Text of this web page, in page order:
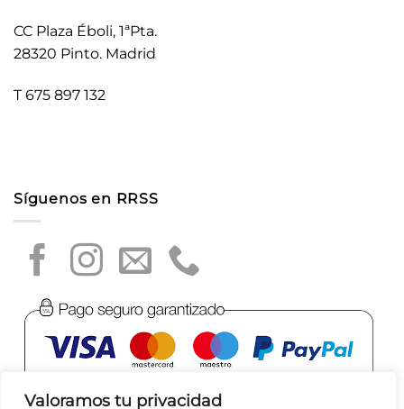
Valoramos tu privacidad
CC Plaza Éboli, 1ªPta.
28320 Pinto. Madrid
T 675 897 132
Síguenos en RRSS